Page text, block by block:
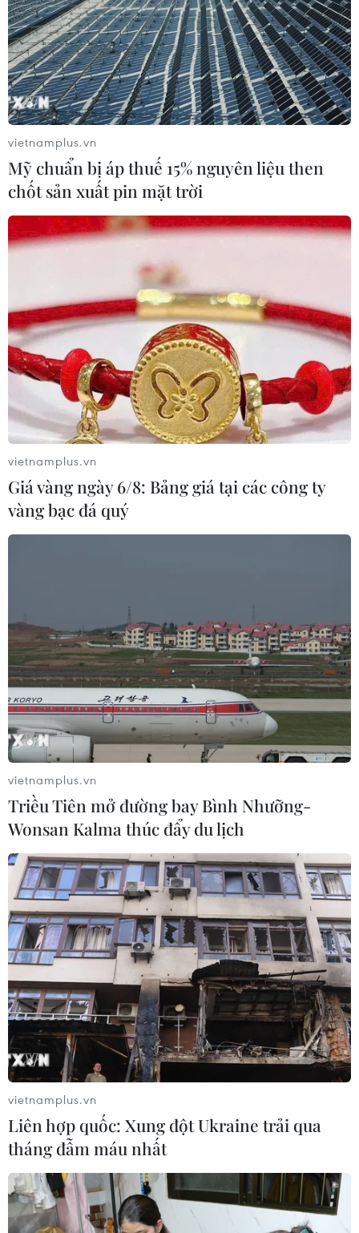
vietnamplus.vn
Mỹ chuẩn bị áp thuế 15% nguyên liệu then
chốt sản xuất pin mặt trời
vietnamplus.vn
Giá vàng ngày 6/8: Bảng giá tại các công ty
vàng bạc đá quý
vietnamplus.vn
Triều Tiên mở đường bay Bình Nhưỡng-
Wonsan Kalma thúc đẩy du lịch
vietnamplus.vn
Liên hợp quốc: Xung đột Ukraine trải qua
tháng đẫm máu nhất